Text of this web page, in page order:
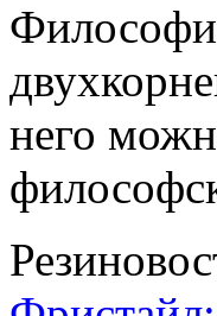
него